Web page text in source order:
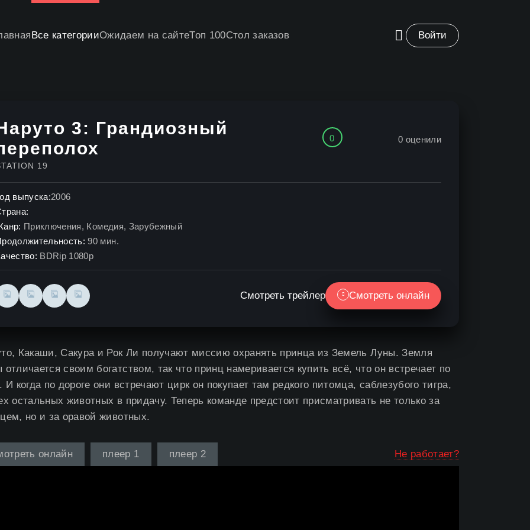
Все категорииОжидаем на сайтеТоп 100Стол заказов Войти
3: Грандиозный
0 0 оценили
19
выпуска:2006
Приключения, Комедия, Зарубежный
90 мин.
BDRip 1080p
Смотреть трейлер Смотреть онлайн
Какаши, Сакура и Рок Ли получают миссию охранять принца из Земель Луны. Земля
отличается своим богатством, так что принц намеривается купить всё, что он встречает по
И когда по дороге они встречают цирк он покупает там редкого питомца, саблезубого тигра,
остальных животных в придачу. Теперь команде предстоит присматривать не только за
но и за оравой животных.
онлайн плеер 1 плеер 2 Не работает?